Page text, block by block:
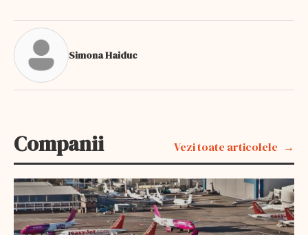
Simona Haiduc
Companii Vezi toate articolele